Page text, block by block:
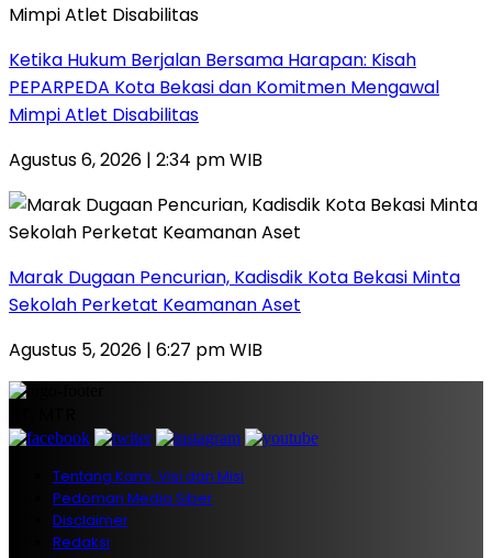
Ketika Hukum Berjalan Bersama Harapan: Kisah
PEPARPEDA Kota Bekasi dan Komitmen Mengawal
Mimpi Atlet Disabilitas
Agustus 6, 2026 | 2:34 pm WIB
‎Marak Dugaan Pencurian, Kadisdik Kota Bekasi Minta
Sekolah Perketat Keamanan Aset
Agustus 5, 2026 | 6:27 pm WIB
Tentang Kami, Visi dan Misi
Pedoman Media Siber
Disclaimer
Redaksi